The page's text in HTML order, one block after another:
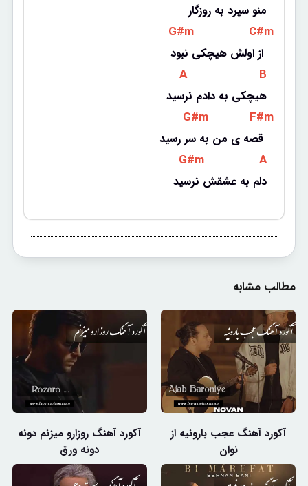
منو سپرد به روزگار
G#m C#m
از اولش هیچکی نبود
A B
هیچکی به دادم نرسید
G#m F#m
قصه ی من به سر رسید
G#m A
دلم به عشقش نرسید
مطالب مشابه
آکورد آهنگ عجب بارونیه از
نوان
آکورد آهنگ روزارو میزنم دونه
دونه ورق